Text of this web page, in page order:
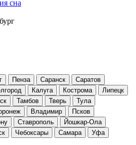
Пенза Саранск
Саратов
Калуга Кострома
Липецк
Тамбов Тверь
Тула
Владимир
Псков
Ставрополь
Йошкар-Ола
Чебоксары Самара
Уфа